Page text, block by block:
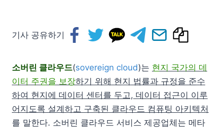
기사 공유하기
소버린 클라우드(sovereign cloud)는 현지 국가의 데
이터 주권을 보장하기 위해 현지 법률과 규정을 준수
하여 현지에 데이터 센터를 두고, 데이터 접근이 이루
어지도록 설계하고 구축된 클라우드 컴퓨팅 아키텍처
를 말한다. 소버린 클라우드 서비스 제공업체는 메타